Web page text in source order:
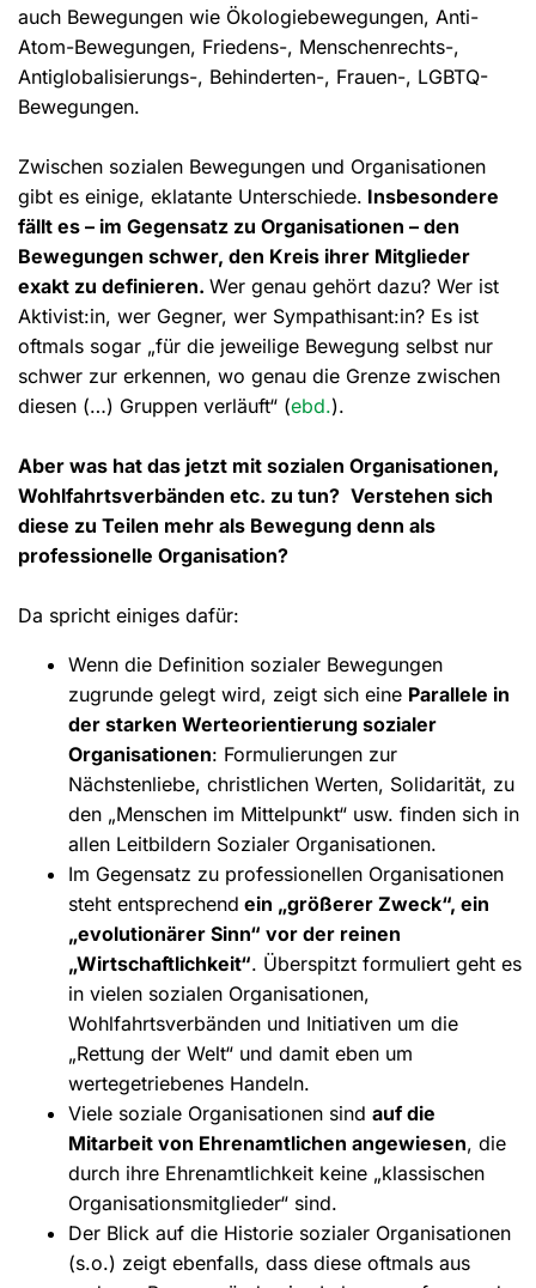
auch Bewegungen wie Ökologiebewegungen, Anti-
Atom-Bewegungen, Friedens-, Menschenrechts-,
Antiglobalisierungs-, Behinderten-, Frauen-, LGBTQ-
Bewegungen.
Zwischen sozialen Bewegungen und Organisationen
gibt es einige, eklatante Unterschiede. Insbesondere
fällt es – im Gegensatz zu Organisationen – den
Bewegungen schwer, den Kreis ihrer Mitglieder
exakt zu definieren. Wer genau gehört dazu? Wer ist
Aktivist:in, wer Gegner, wer Sympathisant:in? Es ist
oftmals sogar „für die jeweilige Bewegung selbst nur
schwer zur erkennen, wo genau die Grenze zwischen
diesen (…) Gruppen verläuft“ (ebd.).
Aber was hat das jetzt mit sozialen Organisationen,
Wohlfahrtsverbänden etc. zu tun? Verstehen sich
diese zu Teilen mehr als Bewegung denn als
professionelle Organisation?
Da spricht einiges dafür:
Wenn die Definition sozialer Bewegungen
zugrunde gelegt wird, zeigt sich eine Parallele in
der starken Werteorientierung sozialer
Organisationen: Formulierungen zur
Nächstenliebe, christlichen Werten, Solidarität, zu
den „Menschen im Mittelpunkt“ usw. finden sich in
allen Leitbildern Sozialer Organisationen.
Im Gegensatz zu professionellen Organisationen
steht entsprechend ein „größerer Zweck“, ein
„evolutionärer Sinn“ vor der reinen
„Wirtschaftlichkeit“. Überspitzt formuliert geht es
in vielen sozialen Organisationen,
Wohlfahrtsverbänden und Initiativen um die
„Rettung der Welt“ und damit eben um
wertegetriebenes Handeln.
Viele soziale Organisationen sind auf die
Mitarbeit von Ehrenamtlichen angewiesen, die
durch ihre Ehrenamtlichkeit keine „klassischen
Organisationsmitglieder“ sind.
Der Blick auf die Historie sozialer Organisationen
(s.o.) zeigt ebenfalls, dass diese oftmals aus